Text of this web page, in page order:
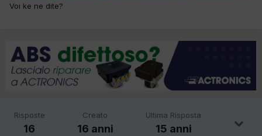
Voi ke ne dite?
Risposte
16
Creato
16 anni
Ultima Risposta
15 anni